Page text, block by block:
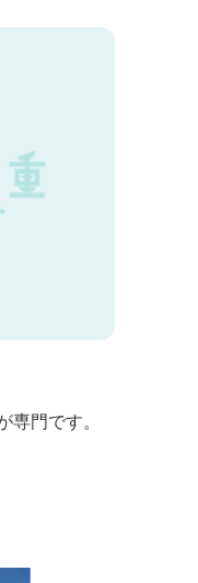
門です。